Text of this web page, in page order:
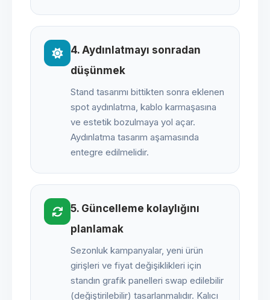
4. Aydınlatmayı sonradan
düşünmek
Stand tasarımı bittikten sonra eklenen
spot aydınlatma, kablo karmaşasına
ve estetik bozulmaya yol açar.
Aydınlatma tasarım aşamasında
entegre edilmelidir.
5. Güncelleme kolaylığını
planlamak
Sezonluk kampanyalar, yeni ürün
girişleri ve fiyat değişiklikleri için
standın grafik panelleri swap edilebilir
(değiştirilebilir) tasarlanmalıdır. Kalıcı